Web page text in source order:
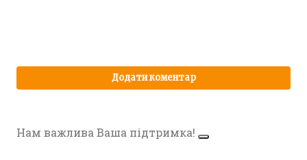
Нам важлива Ваша підтримка!